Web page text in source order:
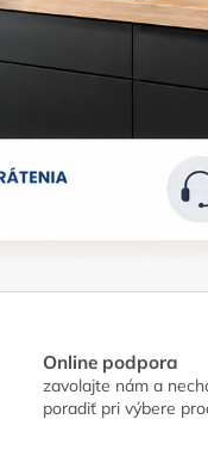
Online podpora
zavolajte nám a
poradiť pri výbere